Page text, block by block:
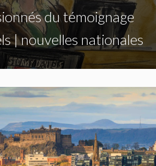
du témoignage
| nouvelles nationales